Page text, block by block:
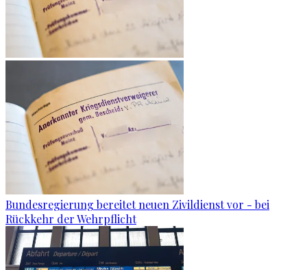
Bundesregierung bereitet neuen Zivildienst vor - bei
Rückkehr der Wehrpflicht